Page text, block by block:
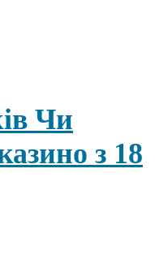
Чи
з 18